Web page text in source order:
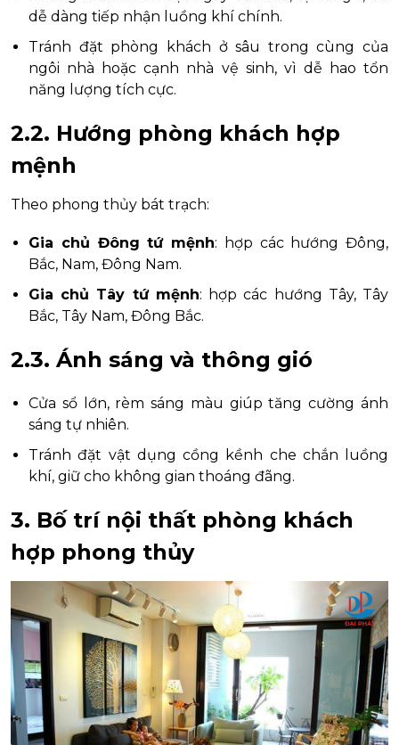
dễ dàng tiếp nhận luồng khí chính.
Tránh đặt phòng khách ở sâu trong cùng của
ngôi nhà hoặc cạnh nhà vệ sinh, vì dễ hao tổn
năng lượng tích cực.
2.2. Hướng phòng khách hợp
mệnh
Theo phong thủy bát trạch:
Gia chủ Đông tứ mệnh: hợp các hướng Đông,
Bắc, Nam, Đông Nam.
Gia chủ Tây tứ mệnh: hợp các hướng Tây, Tây
Bắc, Tây Nam, Đông Bắc.
2.3. Ánh sáng và thông gió
Cửa sổ lớn, rèm sáng màu giúp tăng cường ánh
sáng tự nhiên.
Tránh đặt vật dụng cồng kềnh che chắn luồng
khí, giữ cho không gian thoáng đãng.
3. Bố trí nội thất phòng khách
hợp phong thủy